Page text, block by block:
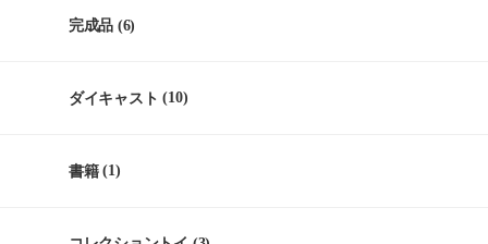
完成品 (6)
ダイキャスト (10)
書籍(1)